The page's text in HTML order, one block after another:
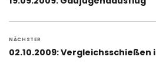
NÄCHSTER
Nächster
02.10.2009: